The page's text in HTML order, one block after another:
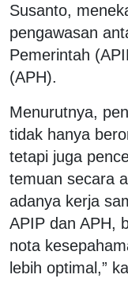
Susanto,
pengawasan
Pemerintah
(APH).
Menurutnya,
tidak hanya
tetapi juga
temuan secara
adanya kerja
APIP dan APH,
nota
lebih optimal,”